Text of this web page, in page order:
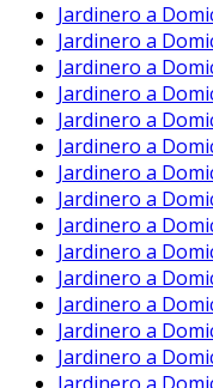
Jardinero a
Jardinero a
Jardinero a
Jardinero a
Jardinero a
Jardinero a
Jardinero a
Jardinero a
Jardinero a
Jardinero a
Jardinero a
Jardinero a
Jardinero a
Jardinero a